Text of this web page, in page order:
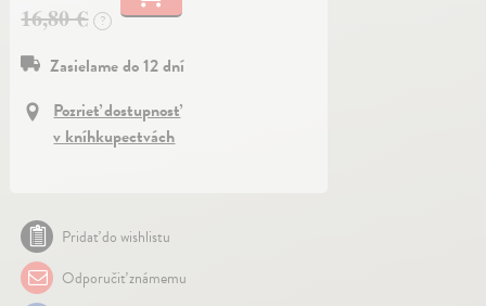
16,80 €
?
Zasielame do 12 dní
Pozrieť dostupnosť
v kníhkupectvách
Pridať do wishlistu
Odporučiť známemu